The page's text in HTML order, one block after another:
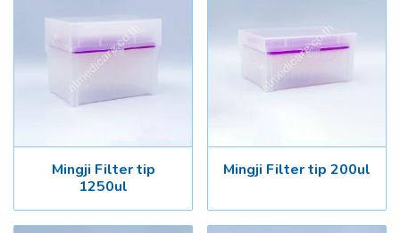
Mingji Filter tip
1250ul
Mingji Filter tip 200ul